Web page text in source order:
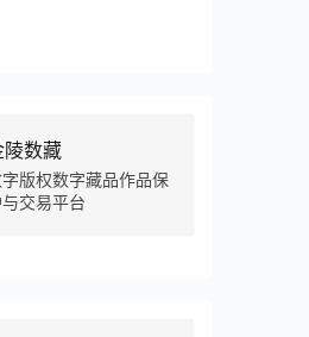
陵数藏
版权数字藏品作品保
交易平台